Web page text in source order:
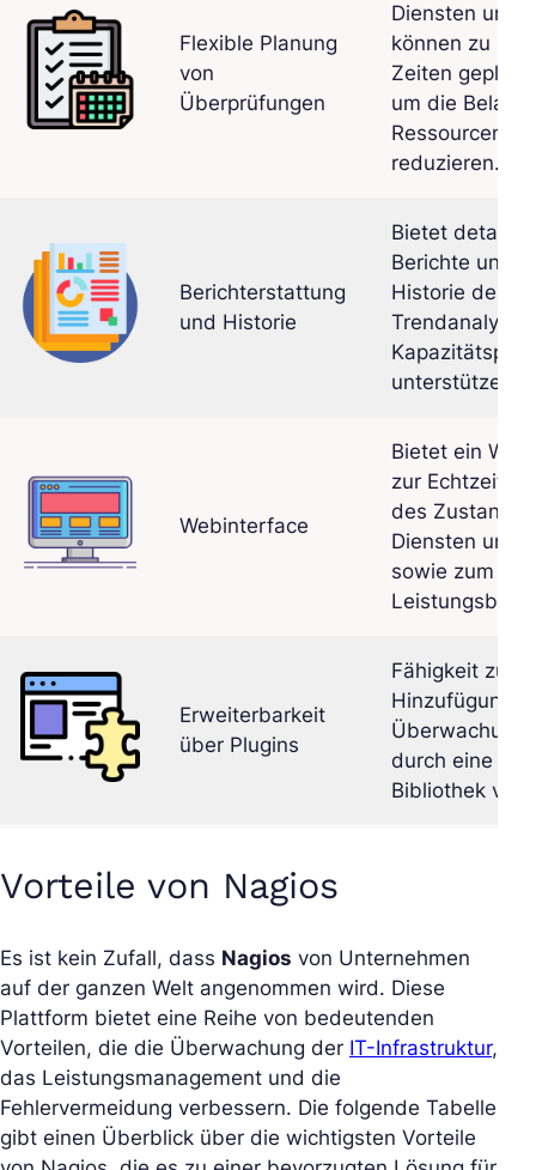
Flexible Planung
von
Überprüfungen
Diensten und
können zu
Zeiten
um die
Ressourcen zu
reduzieren.
Berichterstattung
und Historie
Bietet
Berichte und
Historie der
unterstützen.
Webinterface
Bietet ein
zur
des Zustands
Diensten und
sowie zum
Erweiterbarkeit
über Plugins
Fähigkeit zur
Hinzufügung
durch eine
Bibliothek von
Vorteile von Nagios
Es ist kein Zufall, dass Nagios von Unternehmen
auf der ganzen Welt angenommen wird. Diese
Plattform bietet eine Reihe von bedeutenden
Vorteilen, die die Überwachung der IT-Infrastruktur,
das Leistungsmanagement und die
Fehlervermeidung verbessern. Die folgende Tabelle
gibt einen Überblick über die wichtigsten Vorteile